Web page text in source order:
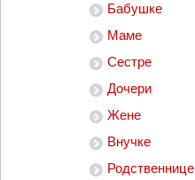
Бабушке
Маме
Сестре
Дочери
Жене
Внучке
Родственнице